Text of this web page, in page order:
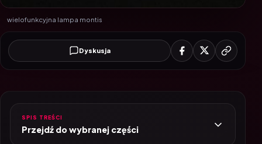
wielofunkcyjna lampa montis
Dyskusja
SPIS TREŚCI
Przejdź do wybranej części